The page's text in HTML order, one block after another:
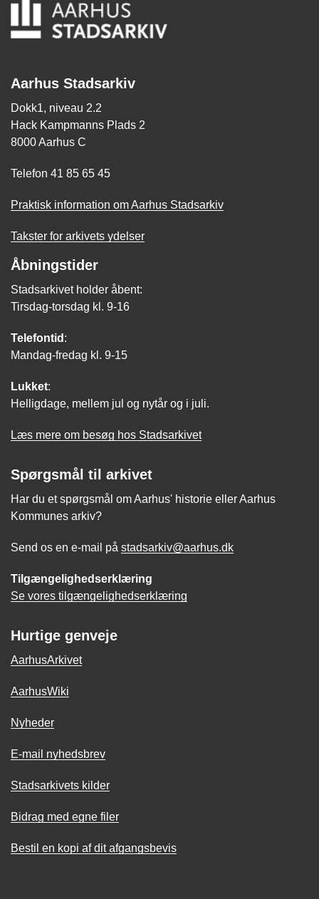
Aarhus Stadsarkiv
Dokk1, niveau 2.2
Hack Kampmanns Plads 2
8000 Aarhus C
Telefon 41 85 65 45
Praktisk information om Aarhus Stadsarkiv
Takster for arkivets ydelser
Åbningstider
Stadsarkivet holder åbent:
Tirsdag-torsdag kl. 9-16
Telefontid :
Mandag-fredag kl. 9-15
Lukket:
Helligdage, mellem jul og nytår og i juli.
Læs mere om besøg hos Stadsarkivet
Spørgsmål til arkivet
Har du et spørgsmål om Aarhus' historie eller Aarhus
Kommunes arkiv?
Send os en e-mail på stadsarkiv@aarhus.dk
Tilgængelighedserklæring
Se vores tilgængelighedserklæring
Hurtige genveje
AarhusArkivet
AarhusWiki
Nyheder
E-mail nyhedsbrev
Stadsarkivets kilder
Bidrag med egne filer
Bestil en kopi af dit afgangsbevis